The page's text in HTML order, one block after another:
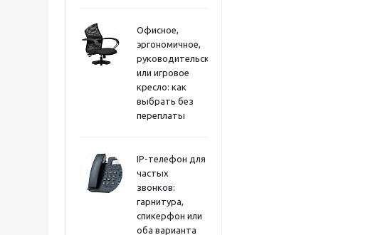
Офисное,
эргономичное,
руководительское
или игровое
кресло: как
выбрать без
переплаты
IP-телефон для
частых
звонков:
гарнитура,
спикерфон или
оба варианта